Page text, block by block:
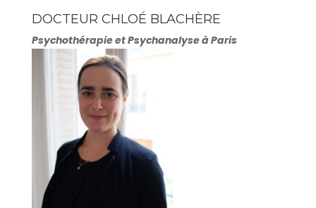
DOCTEUR CHLOÉ BLACHÈRE
Psychothérapie et Psychanalyse à Paris